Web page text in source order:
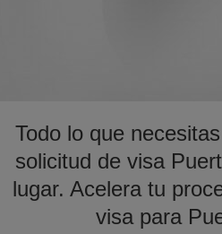
Todo lo que
solicitud de visa
lugar. Acelera tu
visa para